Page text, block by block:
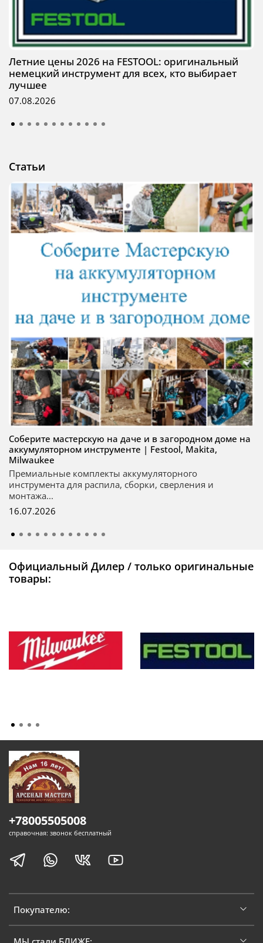
Летние цены 2026 на FESTOOL: оригинальный
немецкий инструмент для всех, кто выбирает
лучшее
07.08.2026
Статьи
Соберите мастерскую на даче и в загородном доме на
аккумуляторном инструменте | Festool, Makita,
Milwaukee
Премиальные комплекты аккумуляторного
инструмента для распила, сборки, сверления и
монтажа...
16.07.2026
Официальный Дилер / только оригинальные
товары:
Покупателю:
+78005505008
справочная: звонок бесплатный